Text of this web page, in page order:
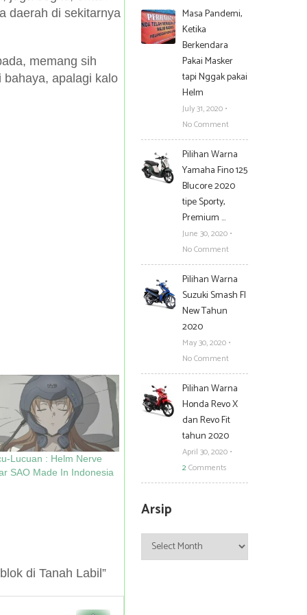
Masa Pandemi,
Ketika
Berkendara
Pakai Masker
tapi Nggak pakai
Helm
July 31, 2020 •
No Comment
Pilihan Warna
Yamaha Fino 125
Blucore 2020
tipe Sporty,
Premium …
June 30, 2020 •
No Comment
Pilihan Warna
Suzuki Smash FI
New Tahun
2020
May 30, 2020 •
No Comment
Pilihan Warna
Honda Revo X
dan Revo Fit
tahun 2020
April 30, 2020 •
2Comments
Arsip
Arsip
daerah di sekitarnya
memang sih
bahaya, apalagi kalo
Lucuan : Helm Nerve
SAO Made In Indonesia
di Tanah Labil”